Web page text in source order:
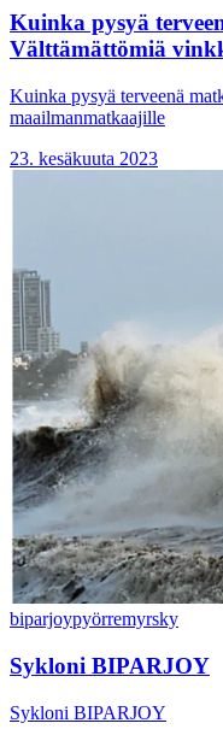
Kuinka pysyä
Välttämättömiä
Kuinka pysyä terveenä
maailmanmatkaajille
23. kesäkuuta 2023
biparjoypyörremyrsky
Sykloni BIPARJOY
Sykloni BIPARJOY